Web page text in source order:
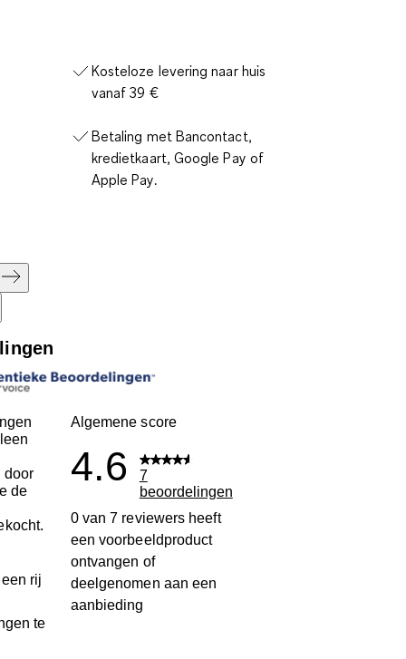
Kosteloze levering naar huis
vanaf 39 €
Betaling met Bancontact,
kredietkaart, Google Pay of
Apple Pay.
door
de
rij
te
Algemene score
4.6
7
beoordelingen
0 van 7 reviewers heeft
een voorbeeldproduct
ontvangen of
deelgenomen aan een
aanbieding